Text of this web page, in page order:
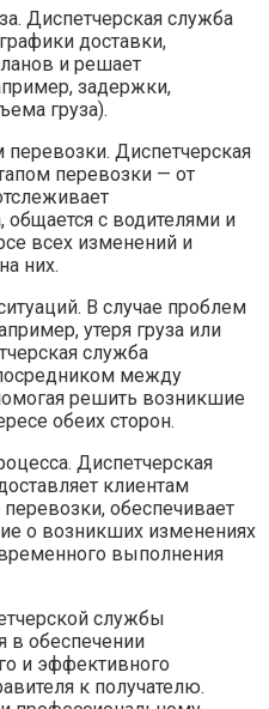
Диспетчерская служба
доставки,
и решает
задержки,
груза).
Диспетчерская
перевозки — от
общается с водителями и
всех изменений и
них.
В случае проблем
утеря груза или
служба
между
решить возникшие
обеих сторон.
Диспетчерская
клиентам
обеспечивает
о возникших изменениях
выполнения
службы
в обеспечении
и эффективного
к получателю.